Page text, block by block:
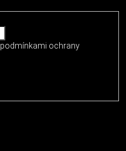
podmínkami ochrany